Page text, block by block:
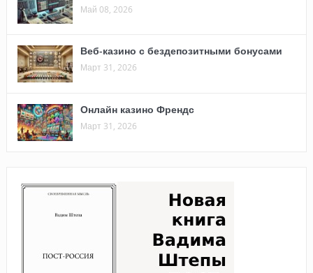
Май 08, 2026
Веб-казино с бездепозитными бонусами
Март 31, 2026
Онлайн казино Френдс
Март 31, 2026